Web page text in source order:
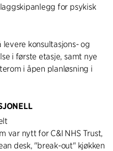
for psykisk
konsultasjons- og
i første etasje, samt nye
i åpen planløsning i
var nytt for C&I NHS Trust,
desk, "break-out" kjøkken